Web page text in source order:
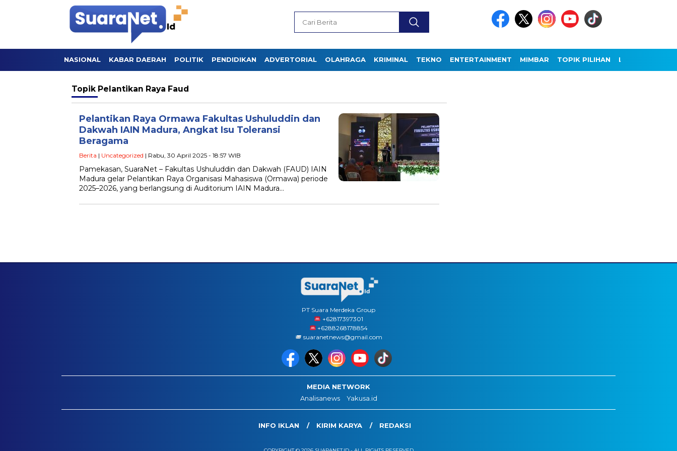
NASIONAL KABAR DAERAH POLITIK PENDIDIKAN ADVERTORIAL OLAHRAGA KRIMINAL TEKNO ENTERTAINMENT MIMBAR TOPIK PILIHAN LAINNYA
Topik Pelantikan Raya Faud
Pelantikan Raya Ormawa Fakultas Ushuluddin dan
Dakwah IAIN Madura, Angkat Isu Toleransi
Beragama
Berita | Uncategorized | Rabu, 30 April 2025 - 18:57 WIB
Pamekasan, SuaraNet – Fakultas Ushuluddin dan Dakwah (FAUD) IAIN
Madura gelar Pelantikan Raya Organisasi Mahasiswa (Ormawa) periode
2025–2026, yang berlangsung di Auditorium IAIN Madura…
PT Suara Merdeka Group
‪+62817397301
+6288268178854
suaranetnews@gmail.com
MEDIA NETWORK
Analisanews
Yakusa.id
INFO IKLAN KIRIM KARYA REDAKSI